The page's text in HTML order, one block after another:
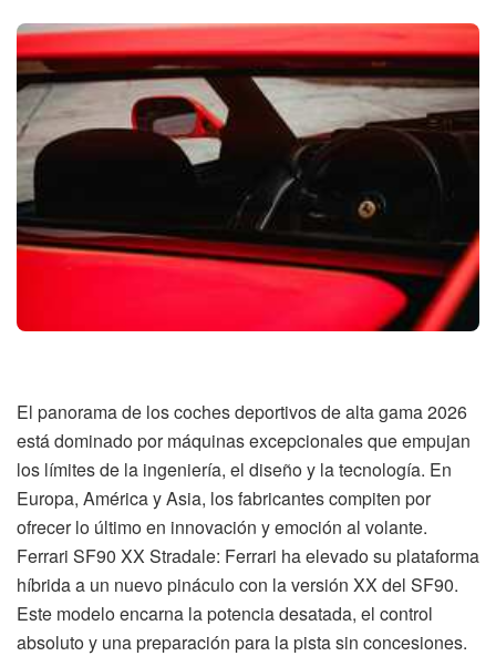
El panorama de los coches deportivos de alta gama 2026
está dominado por máquinas excepcionales que empujan
los límites de la ingeniería, el diseño y la tecnología. En
Europa, América y Asia, los fabricantes compiten por
ofrecer lo último en innovación y emoción al volante.
Ferrari SF90 XX Stradale: Ferrari ha elevado su plataforma
híbrida a un nuevo pináculo con la versión XX del SF90.
Este modelo encarna la potencia desatada, el control
absoluto y una preparación para la pista sin concesiones.